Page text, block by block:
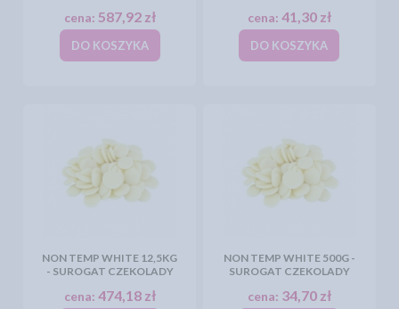
cena: 587,92 zł
DO KOSZYKA
cena: 41,30 zł
DO KOSZYKA
NON TEMP WHITE 12,5KG
- SUROGAT CZEKOLADY
cena: 474,18 zł
NON TEMP WHITE 500G -
SUROGAT CZEKOLADY
cena: 34,70 zł